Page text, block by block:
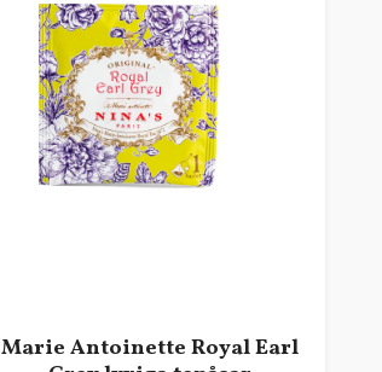
Marie Antoinette Royal Earl